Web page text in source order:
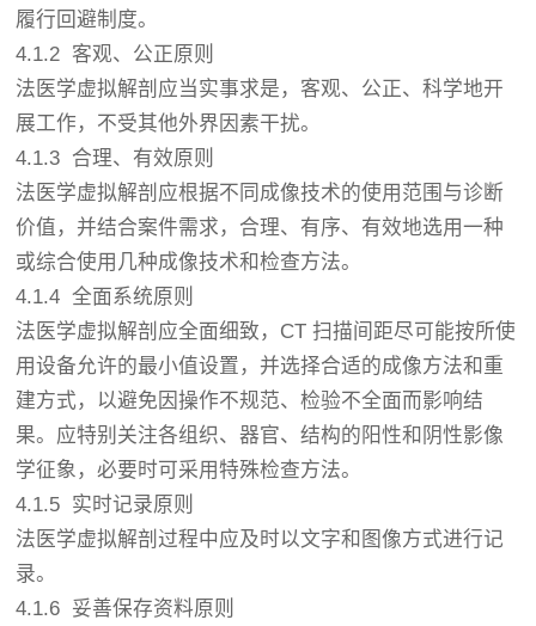
履行回避制度。
4.1.2 客观、公正原则
法医学虚拟解剖应当实事求是，客观、公正、科学地开
展工作，不受其他外界因素干扰。
4.1.3 合理、有效原则
法医学虚拟解剖应根据不同成像技术的使用范围与诊断
价值，并结合案件需求，合理、有序、有效地选用一种
或综合使用几种成像技术和检查方法。
4.1.4 全面系统原则
法医学虚拟解剖应全面细致，CT 扫描间距尽可能按所使
用设备允许的最小值设置，并选择合适的成像方法和重
建方式，以避免因操作不规范、检验不全面而影响结
果。应特别关注各组织、器官、结构的阳性和阴性影像
学征象，必要时可采用特殊检查方法。
4.1.5 实时记录原则
法医学虚拟解剖过程中应及时以文字和图像方式进行记
录。
4.1.6 妥善保存资料原则